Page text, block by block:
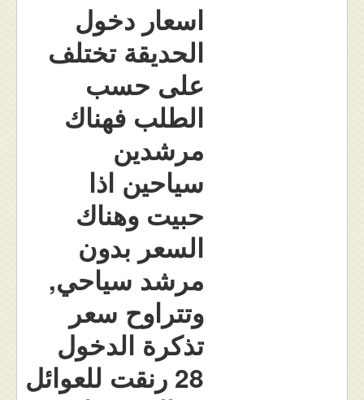
اسعار دخول
الحديقة تختلف
على حسب
الطلب فهناك
مرشدين
سياحين اذا
حبيت وهناك
السعر بدون
مرشد سياحي,
وتتراوح سعر
تذكرة الدخول
28 رنقت للعوائل